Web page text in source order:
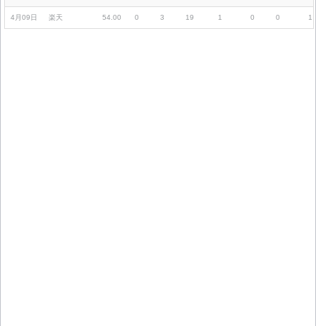
4月09日 楽天 54.00 0 3 19 1 0 0 1